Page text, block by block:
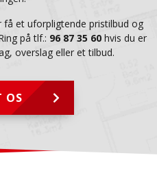
få et uforpligtende pristilbud og
på tlf.: 96 87 35 60 hvis du er
overslag eller et tilbud.
OS